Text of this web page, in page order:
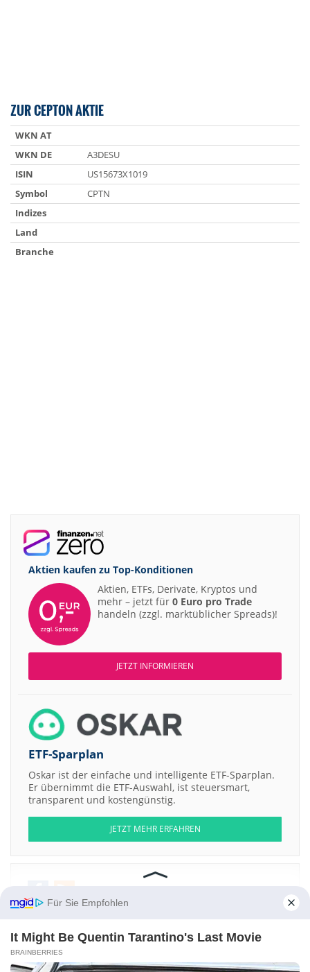
ZUR CEPTON AKTIE
WKN AT
WKN DE
A3DESU
ISIN
US15673X1019
Symbol
CPTN
Indizes
Land
Branche
Aktien kaufen zu Top-Konditionen
Aktien, ETFs, Derivate, Kryptos und
mehr – jetzt für 0 Euro pro Trade
handeln (zzgl. marktüblicher Spreads)!
JETZT INFORMIEREN
ETF-Sparplan
Oskar ist der einfache und intelligente ETF-Sparplan.
Er übernimmt die ETF-Auswahl, ist steuersmart,
transparent und kostengünstig.
JETZT MEHR ERFAHREN
Aktien ATX EuroStoxx 50
Ikigai Capital Haffner Energy SAS SMART ORGANIK AD Registered
Für Sie Empfohlen
It Might Be Quentin Tarantino's Last Movie
BRAINBERRIES